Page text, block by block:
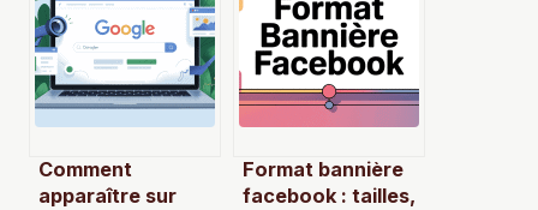
vraiment
efficaces
authenticité
Comment
apparaître sur
Format bannière
facebook : tailles,